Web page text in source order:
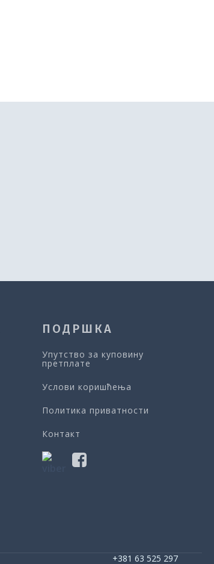
ПОДРШКА
Упутство за куповину
претплате
Услови коришћења
Политика приватности
Контакт
+381 63 525 297